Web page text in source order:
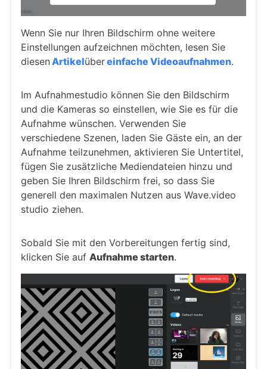
Wenn Sie nur Ihren Bildschirm ohne weitere
Einstellungen aufzeichnen möchten, lesen Sie
diesenArtikelübereinfache Videoaufnahmen.
Im Aufnahmestudio können Sie den Bildschirm
und die Kameras so einstellen, wie Sie es für die
Aufnahme wünschen. Verwenden Sie
verschiedene Szenen, laden Sie Gäste ein, an der
Aufnahme teilzunehmen, aktivieren Sie Untertitel,
fügen Sie zusätzliche Mediendateien hinzu und
geben Sie Ihren Bildschirm frei, so dass Sie
generell den maximalen Nutzen aus Wave.video
studio ziehen.
Sobald Sie mit den Vorbereitungen fertig sind,
klicken Sie auf Aufnahme starten.